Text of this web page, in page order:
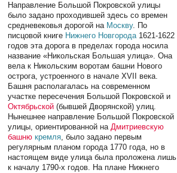
Направление Большой Покровской улицы
было задано проходившей здесь со времен
средневековья дорогой на Москву. По
писцовой книге Нижнего Новгорода1621-1622
годов эта дорога в пределах города носила
название «Никольская Большая улица». Она
вела к Никольским воротам башни Нового
острога, устроенного в начале XVII века.
Башня располагалась на современном
участке пересечения Большой Покровской и
Октябрьской (бывшей Дворянской) улиц.
Нынешнее направление Большой Покровской
улицы, ориентированной наДмитриевскую
башню кремля, было задано первым
регулярным планом города 1770 года, но в
настоящем виде улица была проложена лишь
к началу 1790-х годов. На плане Нижнего